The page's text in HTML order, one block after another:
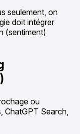
seulement, on
doit intégrer
(sentiment)
ou
ChatGPT Search,